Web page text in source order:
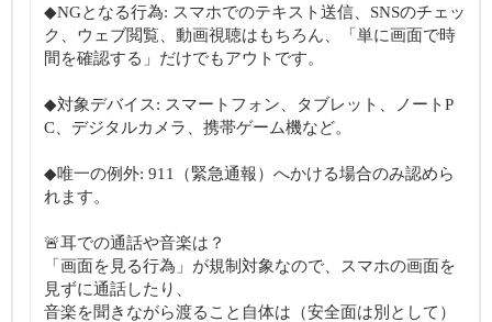
◆NGとなる行為: スマホでのテキスト送信、SNSのチェッ
ク、ウェブ閲覧、動画視聴はもちろん、「単に画面で時
間を確認する」だけでもアウトです。
◆対象デバイス: スマートフォン、タブレット、ノートP
C、デジタルカメラ、携帯ゲーム機など。
◆唯一の例外: 911（緊急通報）へかける場合のみ認めら
れます。
🚨耳での通話や音楽は？
「画面を見る行為」が規制対象なので、スマホの画面を
見ずに通話したり、
音楽を聞きながら渡ること自体は（安全面は別として）